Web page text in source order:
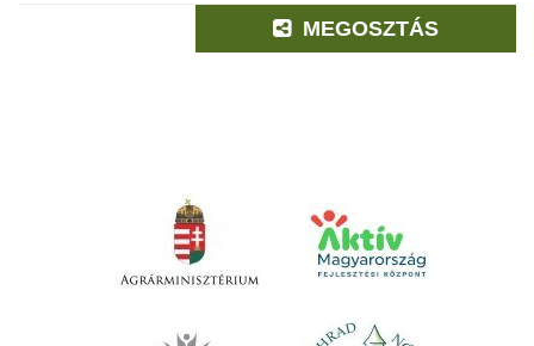
MEGOSZTÁS